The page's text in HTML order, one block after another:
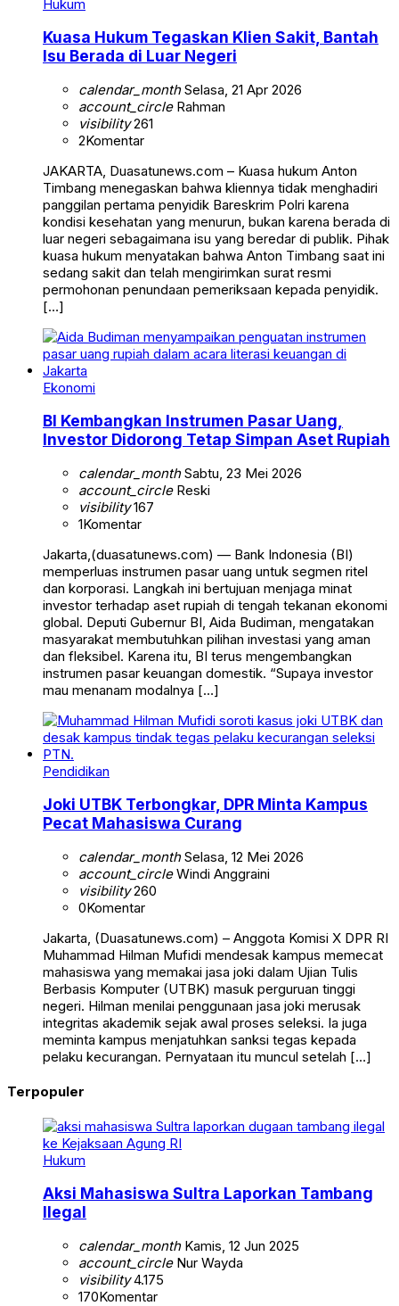
Hukum
Kuasa Hukum Tegaskan Klien Sakit, Bantah
Isu Berada di Luar Negeri
calendar_monthSelasa, 21 Apr 2026
account_circleRahman
visibility261
2Komentar
JAKARTA, Duasatunews.com – Kuasa hukum Anton
Timbang menegaskan bahwa kliennya tidak menghadiri
panggilan pertama penyidik Bareskrim Polri karena
kondisi kesehatan yang menurun, bukan karena berada di
luar negeri sebagaimana isu yang beredar di publik. Pihak
kuasa hukum menyatakan bahwa Anton Timbang saat ini
sedang sakit dan telah mengirimkan surat resmi
permohonan penundaan pemeriksaan kepada penyidik.
[…]
Ekonomi
BI Kembangkan Instrumen Pasar Uang,
Investor Didorong Tetap Simpan Aset Rupiah
calendar_monthSabtu, 23 Mei 2026
account_circleReski
visibility167
1Komentar
Jakarta,(duasatunews.com) — Bank Indonesia (BI)
memperluas instrumen pasar uang untuk segmen ritel
dan korporasi. Langkah ini bertujuan menjaga minat
investor terhadap aset rupiah di tengah tekanan ekonomi
global. Deputi Gubernur BI, Aida Budiman, mengatakan
masyarakat membutuhkan pilihan investasi yang aman
dan fleksibel. Karena itu, BI terus mengembangkan
instrumen pasar keuangan domestik. “Supaya investor
mau menanam modalnya […]
Pendidikan
Joki UTBK Terbongkar, DPR Minta Kampus
Pecat Mahasiswa Curang
calendar_monthSelasa, 12 Mei 2026
account_circleWindi Anggraini
visibility260
0Komentar
Jakarta, (Duasatunews.com) – Anggota Komisi X DPR RI
Muhammad Hilman Mufidi mendesak kampus memecat
mahasiswa yang memakai jasa joki dalam Ujian Tulis
Berbasis Komputer (UTBK) masuk perguruan tinggi
negeri. Hilman menilai penggunaan jasa joki merusak
integritas akademik sejak awal proses seleksi. Ia juga
meminta kampus menjatuhkan sanksi tegas kepada
pelaku kecurangan. Pernyataan itu muncul setelah […]
Terpopuler
Hukum
Aksi Mahasiswa Sultra Laporkan Tambang
Ilegal
calendar_monthKamis, 12 Jun 2025
account_circleNur Wayda
visibility4.175
170Komentar